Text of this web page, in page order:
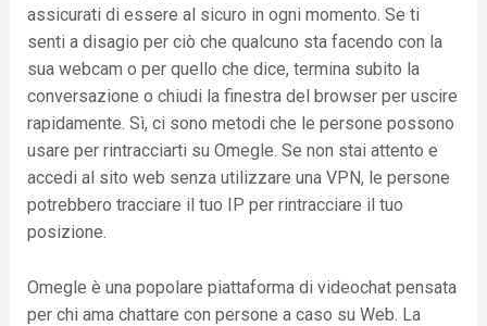
assicurati di essere al sicuro in ogni momento. Se ti
senti a disagio per ciò che qualcuno sta facendo con la
sua webcam o per quello che dice, termina subito la
conversazione o chiudi la finestra del browser per uscire
rapidamente. Sì, ci sono metodi che le persone possono
usare per rintracciarti su Omegle. Se non stai attento e
accedi al sito web senza utilizzare una VPN, le persone
potrebbero tracciare il tuo IP per rintracciare il tuo
posizione.
Omegle è una popolare piattaforma di videochat pensata
per chi ama chattare con persone a caso su Web. La